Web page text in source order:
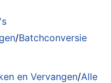
/Batchconversie
en Vervangen/Alle